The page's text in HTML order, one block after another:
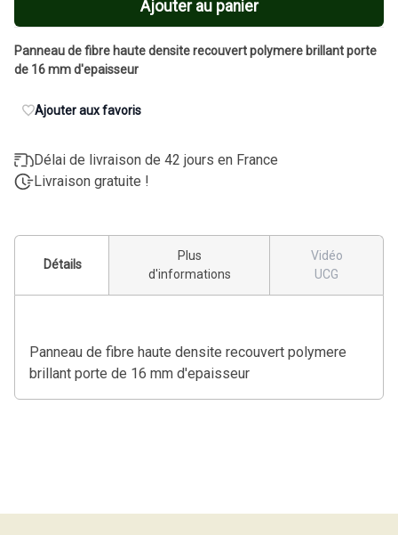
Ajouter au panier
Panneau de fibre haute densite recouvert polymere brillant porte
de 16 mm d'epaisseur
Ajouter aux favoris
Délai de livraison de 42 jours en France
Livraison gratuite !
Détails
Plus
d'informations
Vidéo
UCG
Panneau de fibre haute densite recouvert polymere
brillant porte de 16 mm d'epaisseur